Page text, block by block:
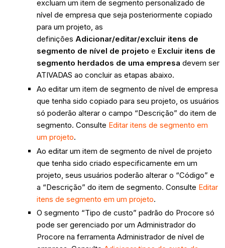
excluam um item de segmento personalizado de
nível de empresa que seja posteriormente copiado
para um projeto, as
definições Adicionar/editar/excluir itens de
segmento de nível de projeto e Excluir itens de
segmento herdados de uma empresa devem ser
ATIVADAS ao concluir as etapas abaixo.
Ao editar um item de segmento de nível de empresa
que tenha sido copiado para seu projeto, os usuários
só poderão alterar o campo “Descrição” do item de
segmento. Consulte Editar itens de segmento em
um projeto.
Ao editar um item de segmento de nível de projeto
que tenha sido criado especificamente em um
projeto, seus usuários poderão alterar o “Código” e
a “Descrição” do item de segmento. Consulte Editar
itens de segmento em um projeto.
O segmento “Tipo de custo” padrão do Procore só
pode ser gerenciado por um Administrador do
Procore na ferramenta Administrador de nível de